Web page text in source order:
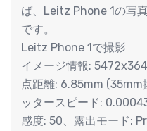
ば、Leitz Phone 1の写
です。
Leitz Phone 1で撮影
イメージ情報:
点距離: 6.85mm (35mm
ッタースピード:
感度: 50、露出モード: